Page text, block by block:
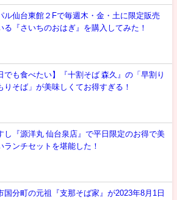
ル仙台東館２Fで毎週木・金・土に限定販売
る『さいちのおはぎ』を購入してみた！
でも食べたい】『十割そば 森久』の「早割り
りそば」が美味しくてお得すぎる！
し『源洋丸 仙台泉店』で平日限定のお得で美
ランチセットを堪能した！
国分町の元祖『支那そば家』が2023年8月1日